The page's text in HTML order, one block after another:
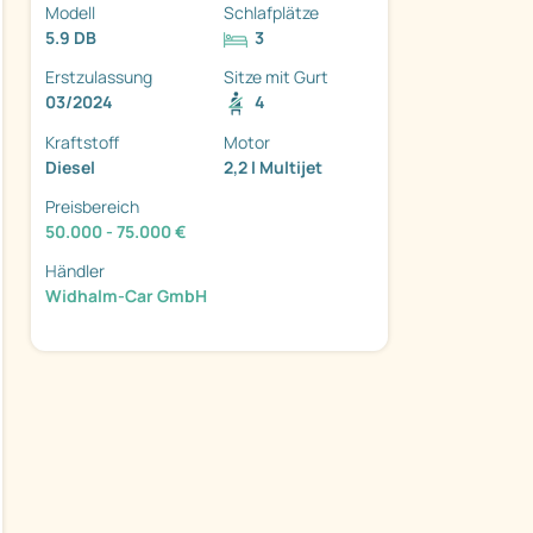
Modell
5.9 DB
Schlafplätze
3
Erstzulassung
03/2024
Sitze mit Gurt
4
Kraftstoff
Diesel
Motor
2,2 l Multijet
Preisbereich
50.000 - 75.000 €
Händler
Widhalm-Car GmbH